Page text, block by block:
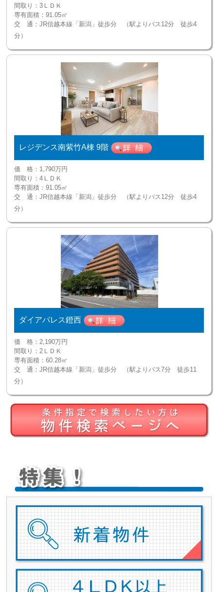
間取り：3ＬＤＫ
専有面積：91.05㎡
交 通：JR信越本線「新潟」徒歩分 （駅よりバス12分 徒歩4
分）
レジデンス南紫竹A棟 9階
価 格： 1,790万円
間取り：4ＬＤＫ
専有面積：91.05㎡
交 通：JR信越本線「新潟」徒歩分 （駅よりバス12分 徒歩4
分）
ダイアパレス鐙西
価 格：2,190万円
間取り：2ＬＤＫ
専有面積：60.28㎡
交 通：JR信越本線「新潟」徒歩分 （駅よりバス7分 徒歩11
分）